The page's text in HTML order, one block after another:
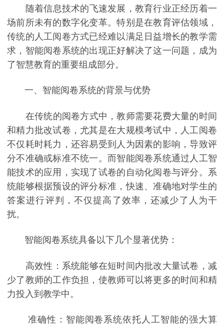
随着信息技术的飞速发展，教育行业正经历着一
场前所未有的数字化变革。特别是在教育评估领域，
传统的人工阅卷方式已经难以满足日益增长的教学需
求，智能阅卷系统的出现正好解决了这一问题，成为
了智慧教育的重要组成部分。
一、智能阅卷系统的背景与优势
在传统的阅卷方式中，教师需要花费大量的时间
和精力批改试卷，尤其是在大规模考试中，人工阅卷
不仅耗时耗力，还容易受到人为因素的影响，导致评
分不准确或标准不统一。而智能阅卷系统通过人工智
能技术的应用，实现了试卷的自动化阅卷与评分。系
统能够根据预设的评分标准，快速、准确地对学生的
答案进行评判，不仅提高了效率，还减少了人为干
扰。
智能阅卷系统具备以下几个显著优势：
高效性：系统能够在短时间内批改大量试卷，减
少了教师的工作负担，使教师可以将更多的时间和精
力投入到教学中。
准确性：智能阅卷系统依托人工智能的强大算